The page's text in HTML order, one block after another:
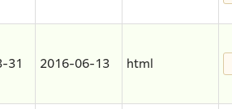
31 2016-06-13 html